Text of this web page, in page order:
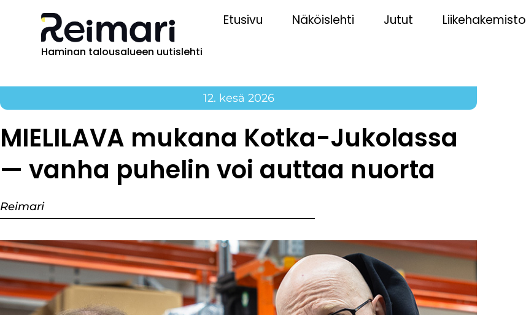
Haminan talousalueen uutislehti
Etusivu Näköislehti Jutut Liikehakemisto
12. kesä 2026
MIELILAVA mukana Kotka-Jukolassa
— vanha puhelin voi auttaa nuorta
Reimari